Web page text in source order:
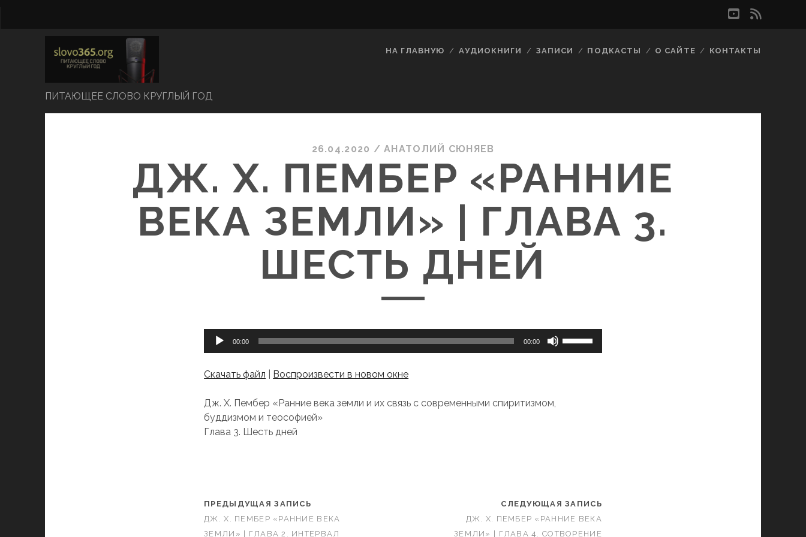
youtube
rss
ПИТАЮЩЕЕ СЛОВО КРУГЛЫЙ ГОД
НА ГЛАВНУЮ АУДИОКНИГИ ЗАПИСИ ПОДКАСТЫ О САЙТЕ КОНТАКТЫ
26.04.2020 /АНАТОЛИЙ СЮНЯЕВ
ДЖ. Х. ПЕМБЕР «РАННИЕ
ВЕКА ЗЕМЛИ» | ГЛАВА 3.
ШЕСТЬ ДНЕЙ
Аудиоплеер
00:00 00:00
Скачать файл Воспроизвести в новом окне
Дж. Х. Пембер «Ранние века земли и их связь с современными спиритизмом,
буддизмом и теософией»
Глава 3. Шесть дней
ПРЕДЫДУЩАЯ ЗАПИСЬ
ДЖ. Х. ПЕМБЕР «РАННИЕ ВЕКА
ЗЕМЛИ» | ГЛАВА 2. ИНТЕРВАЛ
СЛЕДУЮЩАЯ ЗАПИСЬ
ДЖ. Х. ПЕМБЕР «РАННИЕ ВЕКА
ЗЕМЛИ» | ГЛАВА 4. СОТВОРЕНИЕ